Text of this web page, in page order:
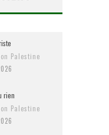
Palestine
rien
Palestine